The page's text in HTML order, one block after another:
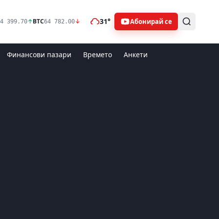
4 399.70↑BTC64 782.00↓ 31° Абонирай се
Финансови пазари Времето Анкети